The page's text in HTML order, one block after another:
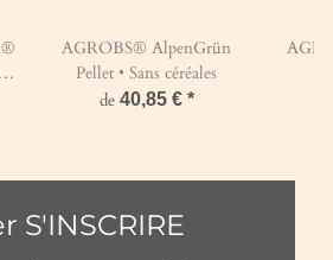
AGROBS® AlpenGrün
Pellet • Sans céréales
de 40,85 € *
S'INSCRIRE